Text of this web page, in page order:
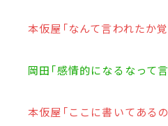
本仮屋「なんて言われたか覚
岡田「感情的になるなって言
本仮屋「ここに書いてある